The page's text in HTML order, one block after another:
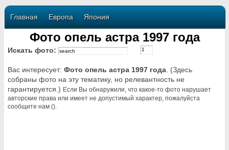
Главная Европа Япония
Фото опель астра 1997 года
Искать фото:
Вас интересует: Фото опель астра 1997 года . (Здесь
собраны фото на эту тематику, но релевантность не
гарантируется.) Если Вы обнаружили, что какое-то фото нарушает
авторские права или имеет не допустимый характер, пожалуйста
сообщите нам ().